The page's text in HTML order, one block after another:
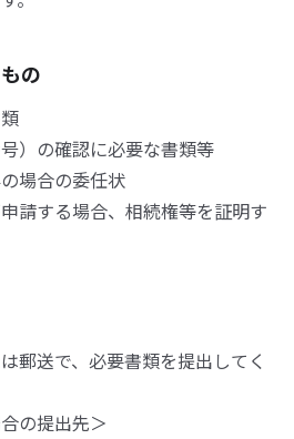
の
）の確認に必要な書類等
場合の委任状
請する場合、相続権等を証明す
郵送で、必要書類を提出してく
の提出先＞